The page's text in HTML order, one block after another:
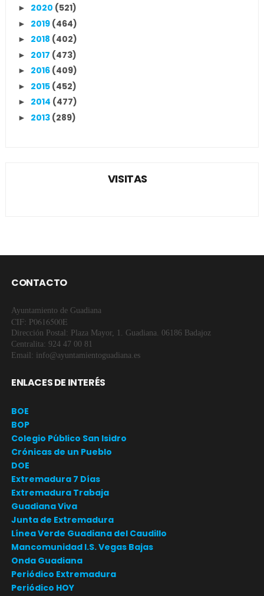
► 2020 (521)
► 2019 (464)
► 2018 (402)
► 2017 (473)
► 2016 (409)
► 2015 (452)
► 2014 (477)
► 2013 (289)
VISITAS
CONTACTO
Ayuntamiento de Guadiana
CIF: P0616500E
Dirección Postal: Plaza Mayor, 1. Guadiana. 06186 Badajoz
Centralita: 924 47 00 81
Email: info@ayuntamientoguadiana.es
ENLACES DE INTERÉS
BOE
BOP
Colegio Público San Isidro
Crónicas de un Pueblo
DOE
Extremadura 7 Días
Extremadura Trabaja
Guadiana Viva
Junta de Extremadura
Línea Verde Guadiana del Caudillo
Mancomunidad I.S. Vegas Bajas
Onda Guadiana
Periódico Extremadura
Periódico HOY